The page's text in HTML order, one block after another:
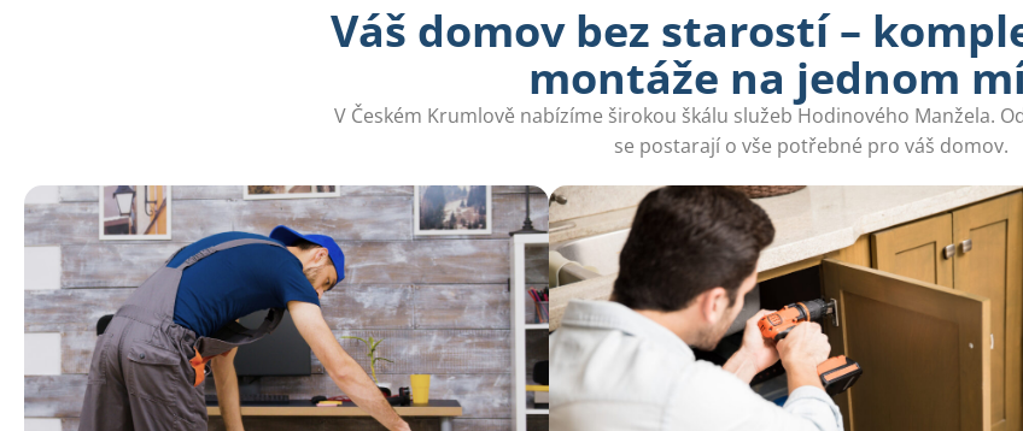
Váš domov bez starostí –
montáže na jednom
V Českém Krumlově nabízíme širokou škálu služeb Hodinového Manžela.
se postarají o vše potřebné pro váš domov.